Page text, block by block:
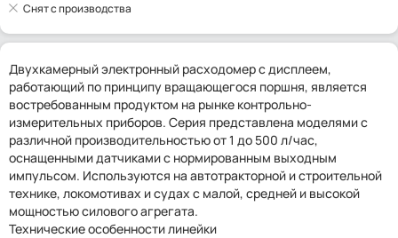
Снят с производства
Двухкамерный электронный расходомер с дисплеем,
работающий по принципу вращающегося поршня, является
востребованным продуктом на рынке контрольно-
измерительных приборов. Серия представлена моделями с
различной производительностью от 1 до 500 л/час,
оснащенными датчиками с нормированным выходным
импульсом. Используются на автотракторной и строительной
технике, локомотивах и судах с малой, средней и высокой
мощностью силового агрегата.
Технические особенности линейки